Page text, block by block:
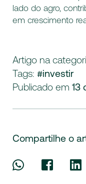
lado do agro,
em crescimento
Artigo na
Tags: #investir
Publicado em 13
Compartilhe o